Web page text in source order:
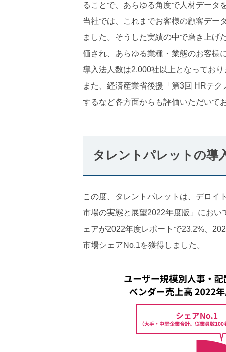
ることで、あらゆる角度で人材データ
当社では、これまでお客様の顧客デー
ました。そうした実績の中で磨き上げ
価され、あらゆる業種・業態のお客様
導入法人数は2,000社以上となっており
また、経済産業省後援「第3回 HRテ
するなど各方面からも評価いただいて
タレントパレットの導
この度、タレントパレットは、デロイ
市場の実態と展望2022年度版」にお
ェアが2022年度レポートで23.2%、
市場シェアNo.1を獲得しました。